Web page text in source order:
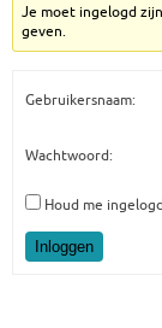
Je moet ingelogd
geven.
Gebruikersnaam:
Wachtwoord:
Houd me ingelogd
Inloggen